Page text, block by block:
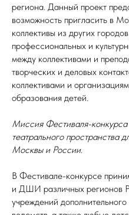
региона. Данный проект
возможность пригласить в
коллективы из других
профессиональных и
между коллективами и
творческих и деловых
коллективами и
образования детей.
Миссия Фестиваля-
театрального пространства
Москвы и России.
В Фестивале-конкурсе
и ДШИ различных регионов
учреждений